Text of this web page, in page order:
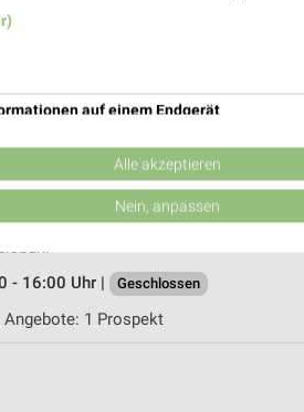
- 18:00 Uhr | Geöffnet
Str. 9
- 16:00 Uhr |
Geschlossen
Angebote: 1 Prospekt
auf einem Endgerät
von Werbeanzeigen
Werbung
von Inhalten
Alle akzeptieren
Nein, anpassen